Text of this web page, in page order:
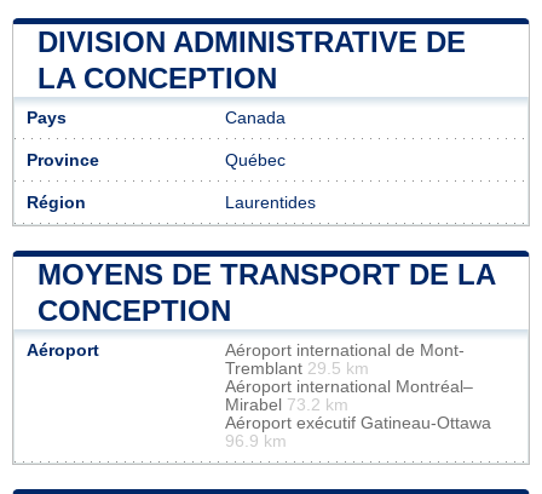
DIVISION ADMINISTRATIVE DE
LA CONCEPTION
Pays Canada
Province Québec
Région Laurentides
MOYENS DE TRANSPORT DE LA
CONCEPTION
Aéroport
Aéroport international de Mont-
Tremblant 29.5 km
Aéroport international Montréal–
Mirabel 73.2 km
Aéroport exécutif Gatineau-Ottawa
96.9 km